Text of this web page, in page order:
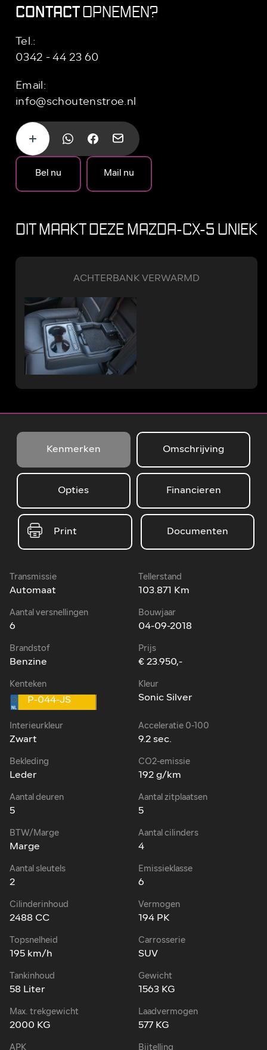
CONTACTOPNEMEN?
Tel.:
0342 - 44 23 60
Email:
info@schoutenstroe.nl
Bel nu Mail nu
DIT MAAKT DEZE MAZDA-CX-5 UNIEK
ACHTERBANK VERWARMD
Kenmerken Omschrijving
Opties Financieren
Print Documenten
Transmissie
Automaat
Tellerstand
103.871 Km
Aantal versnellingen
6
Bouwjaar
04-09-2018
Brandstof
Benzine
Prijs
€ 23.950,-
Kenteken
P-044-JS
Kleur
Sonic Silver
Interieurkleur
Zwart
Acceleratie 0-100
9.2 sec.
Bekleding
Leder
CO2-emissie
192 g/km
Aantal deuren
5
Aantal zitplaatsen
5
BTW/Marge
Marge
Aantal cilinders
4
Aantal sleutels
2
Emissieklasse
6
Cilinderinhoud
2488 CC
Vermogen
194 PK
Topsnelheid
195 km/h
Carrosserie
SUV
Tankinhoud
58 Liter
Gewicht
1563 KG
Max. trekgewicht
2000 KG
Laadvermogen
577 KG
APK Bijtelling